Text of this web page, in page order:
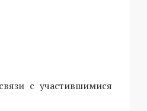
с участившимися